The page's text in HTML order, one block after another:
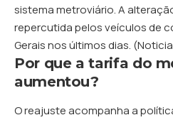
sistema metroviário. A
repercutida pelos veículos de
Gerais nos últimos dias. (
Por que a tarifa do
aumentou?
O reajuste acompanha a